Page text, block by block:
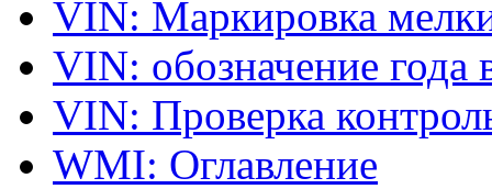
VIN: Маркировка
VIN: обозначение года
VIN: Проверка
WMI: Оглавление